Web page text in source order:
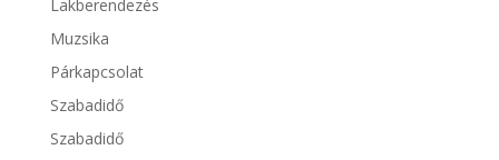
Lakberendezés
Muzsika
Párkapcsolat
Szabadidő
Szabadidő